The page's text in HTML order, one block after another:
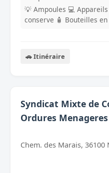
💡 Ampoules 💻
conserve 🧴 Bouteilles
🚗 Itinéraire
Syndicat Mixte de
Ordures Menageres
Chem. des Marais, 36100